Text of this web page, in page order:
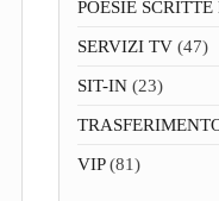
POESIE
SERVIZI TV(47)
SIT-IN(23)
VIP(81)